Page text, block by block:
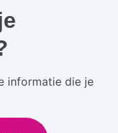
informatie die je